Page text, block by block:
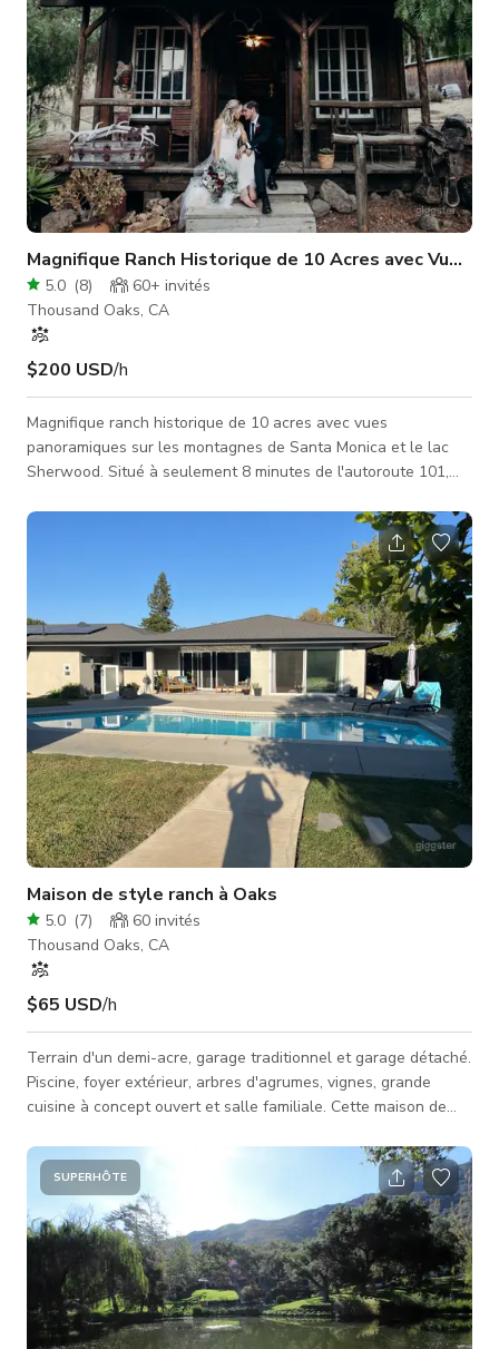
Magnifique Ranch Historique de 10 Acres avec Vues
5.0 (8) 60+ invités
Thousand Oaks, CA
$200 USD/h
Magnifique ranch historique de 10 acres avec vues
panoramiques sur les montagnes de Santa Monica et le lac
Sherwood. Situé à seulement 8 minutes de l'autoroute 101,
ambiance des années 1800 avec un petit saloon authentique
et de nombreux autres objets westerns. La maison est
perchée sur la montagne, récemment rénovée avec des vues
incroyables et un plan ouvert avec vie intérieure/extérieure.
Nous disposons également d'une caravan
Maison de style ranch à Oaks
5.0 (7) 60 invités
Thousand Oaks, CA
$65 USD/h
Terrain d'un demi-acre, garage traditionnel et garage détaché.
Piscine, foyer extérieur, arbres d'agrumes, vignes, grande
cuisine à concept ouvert et salle familiale. Cette maison de
adaptée aux chevaux, offre le meilleur du mode de vie
californien.
SUPERHÔTE